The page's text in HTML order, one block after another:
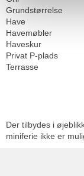
Grundstørrelse
Have
Havemøbler
Haveskur
Privat P-plads
Terrasse
Der tilbydes i
miniferie ikke er